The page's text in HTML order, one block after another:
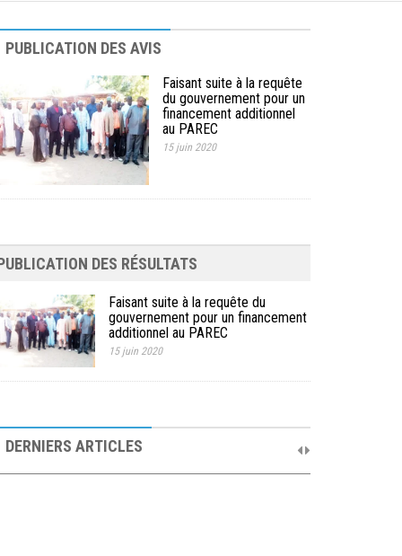
PUBLICATION DES AVIS
Faisant suite à la requête
du gouvernement pour un
financement additionnel
au PAREC
15 juin 2020
DES RÉSULTATS
Faisant suite à la requête du
gouvernement pour un financement
additionnel au PAREC
15 juin 2020
DERNIERS ARTICLES
19 septembre 2025